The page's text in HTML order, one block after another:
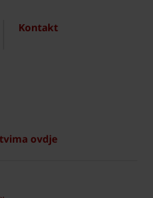
Kontakt
ovdje